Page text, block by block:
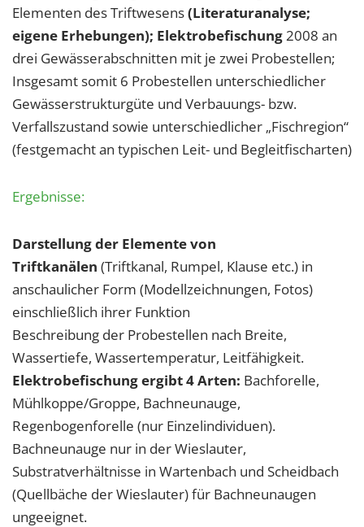
Elementen des Triftwesens(Literaturanalyse;
eigene Erhebungen); Elektrobefischung2008 an
drei Gewässerabschnitten mit je zwei Probestellen;
Insgesamt somit 6 Probestellen unterschiedlicher
Gewässerstrukturgüte und Verbauungs- bzw.
Verfallszustand sowie unterschiedlicher „Fischregion“
(festgemacht an typischen Leit- und Begleitfischarten)
Ergebnisse:
Darstellung der Elemente von
Triftkanälen (Triftkanal, Rumpel, Klause etc.) in
anschaulicher Form (Modellzeichnungen, Fotos)
einschließlich ihrer Funktion
Beschreibung der Probestellen nach Breite,
Wassertiefe, Wassertemperatur, Leitfähigkeit.
Elektrobefischung ergibt 4 Arten: Bachforelle,
Mühlkoppe/Groppe, Bachneunauge,
Regenbogenforelle (nur Einzelindividuen).
Bachneunauge nur in der Wieslauter,
Substratverhältnisse in Wartenbach und Scheidbach
(Quellbäche der Wieslauter) für Bachneunaugen
ungeeignet.
Cookie Laufzeit:
EXTERNE MEDIEN
Um Inhalte von Videoplattformen und Social Media
Plattformen anzeigen zu können, werden von
diesen externen Medien Cookies gesetzt.
YouTube
Vimeo